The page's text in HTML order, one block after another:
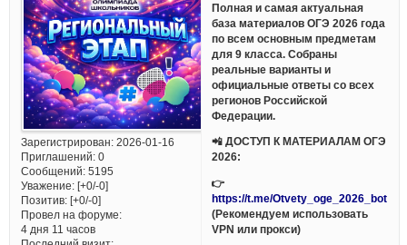
Зарегистрирован: 2026-01-16
Приглашений:0
Сообщений:5195
Уважение: [+0/-0]
Позитив: [+0/-0]
Провел на форуме:
4 дня 11 часов
Полная и самая актуальная
база материалов ОГЭ 2026 года
по всем основным предметам
для 9 класса. Собраны
реальные варианты и
официальные ответы со всех
регионов Российской
Федерации.
📲 ДОСТУП К МАТЕРИАЛАМ ОГЭ
2026:
👉
https://t.me/Otvety_oge_2026_bot
(Рекомендуем использовать
VPN или прокси)